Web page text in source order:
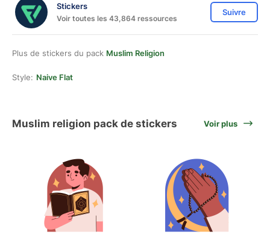
Stickers
Voir toutes les 43,864 ressources
Suivre
Plus de stickers du pack Muslim Religion
Style: Naive Flat
Muslim religion pack de stickers Voir plus